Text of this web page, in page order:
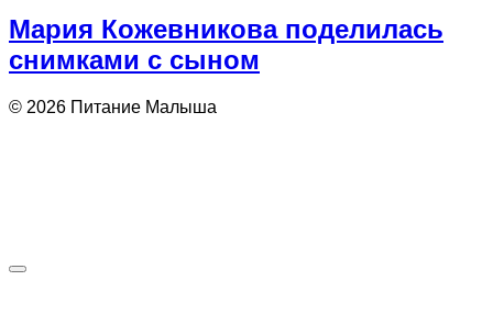
Мария Кожевникова поделилась
снимками с сыном
© 2026 Питание Малыша